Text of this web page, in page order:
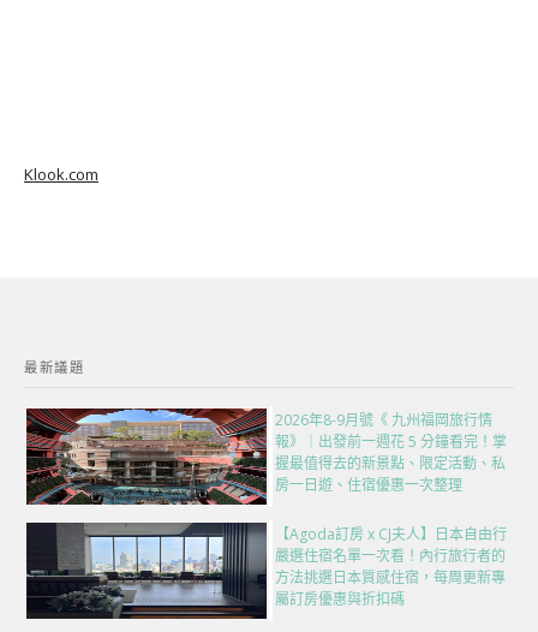
Klook.com
最新議題
2026年8-9月號《 九州福岡旅行情
報》｜出發前一週花 5 分鐘看完！掌
握最值得去的新景點、限定活動、私
房一日遊、住宿優惠一次整理
【Agoda訂房 x CJ夫人】日本自由行
嚴選住宿名單一次看！內行旅行者的
方法挑選日本質感住宿，每周更新專
屬訂房優惠與折扣碼